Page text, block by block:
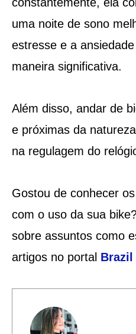
uma noite de sono
estresse e a
maneira significativa.
Além disso, andar de
e próximas da
na regulagem do
Gostou de conhecer
com o uso da sua
sobre assuntos como
artigos no portal Brazil